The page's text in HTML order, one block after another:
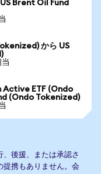
Brent Oil Fund
から US
Active ETF (Ondo
(Ondo Tokenized)
後援、または承認さ
携もありません。会